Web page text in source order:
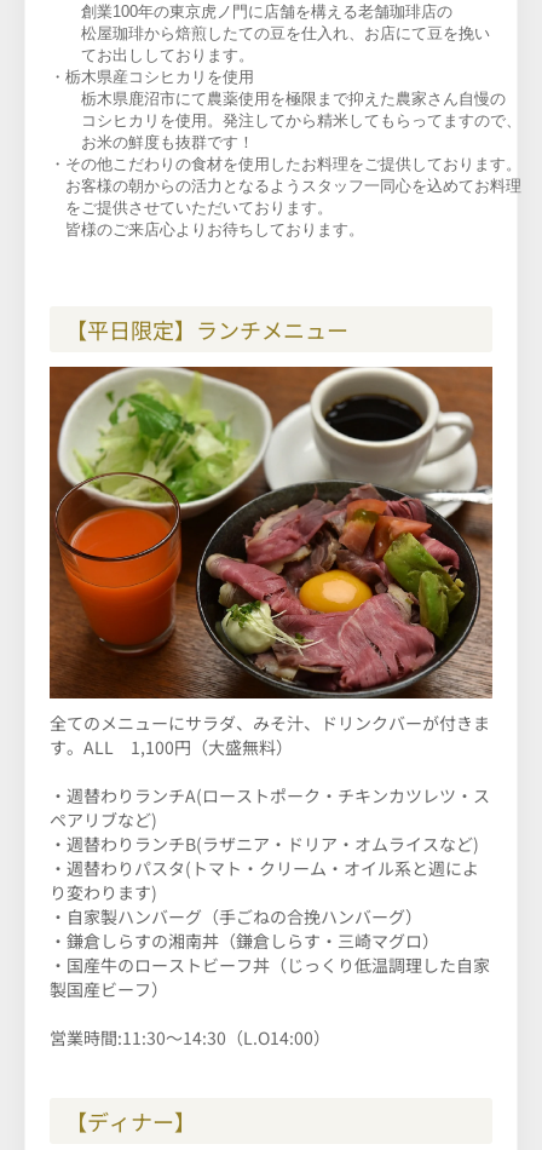
創業100年の東京虎ノ門に店舗を構える老舗珈琲店の
松屋珈琲から焙煎したての豆を仕入れ、お店にて豆を挽い
てお出ししております。
・栃木県産コシヒカリを使用
栃木県鹿沼市にて農薬使用を極限まで抑えた農家さん自慢の
コシヒカリを使用。発注してから精米してもらってますので、
・その他こだわりの食材を使用したお料理をご提供しております。
お客様の朝からの活力となるようスタッフ一同心を込めてお料理
をご提供させていただいております。
皆様のご来店心よりお待ち しております。
【平日限定】ランチメニュー
全てのメニューにサラダ、みそ汁、ドリンクバーが付きま
す。ALL 1,100円（大盛無料）
・週替わりランチA(ローストポーク・チキンカツレツ・ス
ペアリブなど)
・週替わりランチB(ラザニア・ドリア・オムライスなど)
・週替わりパスタ(トマト・クリーム・オイル系と週によ
り変わります)
・自家製ハンバーグ（手ごねの合挽ハンバーグ）
・鎌倉しらすの湘南丼（鎌倉しらす・三崎マグロ）
・国産牛のローストビーフ丼（じっくり低温調理した自家
製国産ビーフ）
営業時間:11:30～14:30（L.O14:00）
【ディナー】